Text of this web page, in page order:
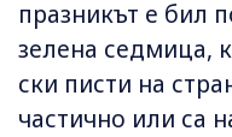
празникът е бил
зелена седмица,
ски писти на
частично или са